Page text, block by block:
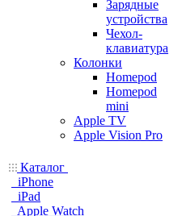
Зарядные
устройства
Чехол-
клавиатура
Колонки
Homepod
Homepod
mini
Apple TV
Apple Vision Pro
Каталог
iPhone
iPad
Apple Watch